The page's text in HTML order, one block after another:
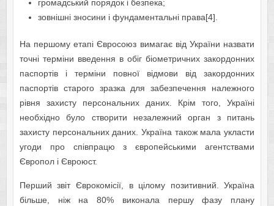
громадський порядок і безпека;
зовнішні зносини і фундаментальні права[4].
На першому етапі Євросоюз вимагає від України назвати
точні терміни введення в обіг біометричних закордонних
паспортів і терміни повної відмови від закордонних
паспортів старого зразка для забезпечення належного
рівня захисту персональних даних. Крім того, Україні
необхідно було створити незалежний орган з питань
захисту персональних даних. Україна також мала укласти
угоди про співпрацю з європейськими агентствами
Європол і Євроюст.
Перший звіт Єврокомісії, в цілому позитивний. Україна
більше, ніж на 80% виконала першу фазу плану